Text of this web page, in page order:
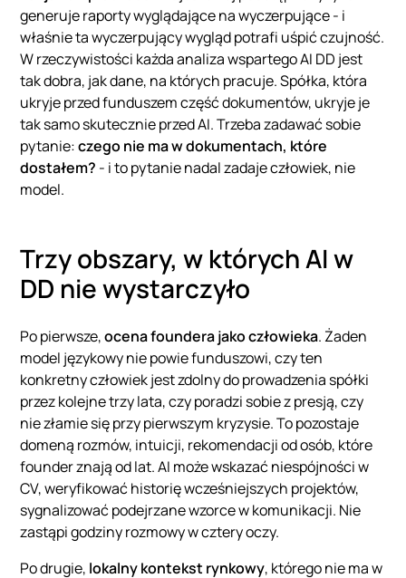
generuje raporty wyglądające na wyczerpujące - i
właśnie ta wyczerpujący wygląd potrafi uśpić czujność.
W rzeczywistości każda analiza wspartego AI DD jest
tak dobra, jak dane, na których pracuje. Spółka, która
ukryje przed funduszem część dokumentów, ukryje je
tak samo skutecznie przed AI. Trzeba zadawać sobie
pytanie:czego nie ma w dokumentach, które
dostałem? - i to pytanie nadal zadaje człowiek, nie
model.
Trzy obszary, w których AI w
DD nie wystarczyło
Po pierwsze,ocena foundera jako człowieka. Żaden
model językowy nie powie funduszowi, czy ten
konkretny człowiek jest zdolny do prowadzenia spółki
przez kolejne trzy lata, czy poradzi sobie z presją, czy
nie złamie się przy pierwszym kryzysie. To pozostaje
domeną rozmów, intuicji, rekomendacji od osób, które
founder znają od lat. AI może wskazać niespójności w
CV, weryfikować historię wcześniejszych projektów,
sygnalizować podejrzane wzorce w komunikacji. Nie
zastąpi godziny rozmowy w cztery oczy.
Po drugie, lokalny kontekst rynkowy, którego nie ma w